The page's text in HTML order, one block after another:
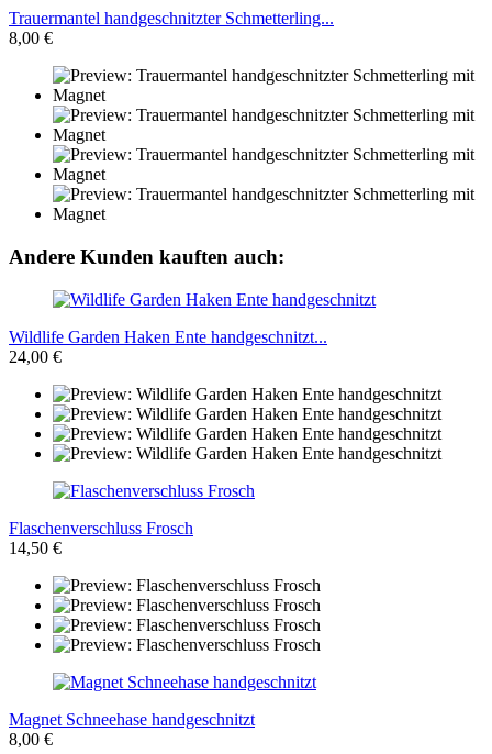
Trauermantel handgeschnitzter Schmetterling...
8,00 €
Andere Kunden kauften auch:
Wildlife Garden Haken Ente handgeschnitzt...
24,00 €
Flaschenverschluss Frosch
14,50 €
Magnet Schneehase handgeschnitzt
8,00 €